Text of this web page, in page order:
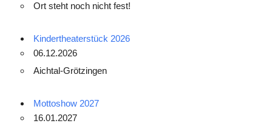
Ort steht noch nicht fest!
Kindertheaterstück 2026
06.12.2026
Aichtal-Grötzingen
Mottoshow 2027
16.01.2027